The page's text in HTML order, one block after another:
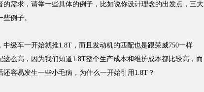
的需求，请举一些具体的例子，比如说你设计理念的出发点，三大
例子。
车一开始就推1.8T，而且发动机的匹配也是跟荣威750一样
这么高，因为我们知道1.8T整个生产成本和维护成本都比较高，而
还容易发生一些小毛病，为什么一开始引用1.8T？